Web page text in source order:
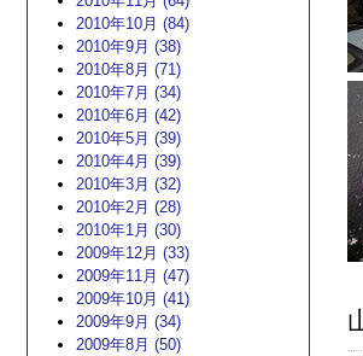
2010年10月 (84)
2010年9月 (38)
2010年8月 (71)
2010年7月 (34)
2010年6月 (42)
2010年5月 (39)
2010年4月 (39)
2010年3月 (32)
2010年2月 (28)
2010年1月 (30)
2009年12月 (33)
2009年11月 (47)
2009年10月 (41)
2009年9月 (34)
2009年8月 (50)